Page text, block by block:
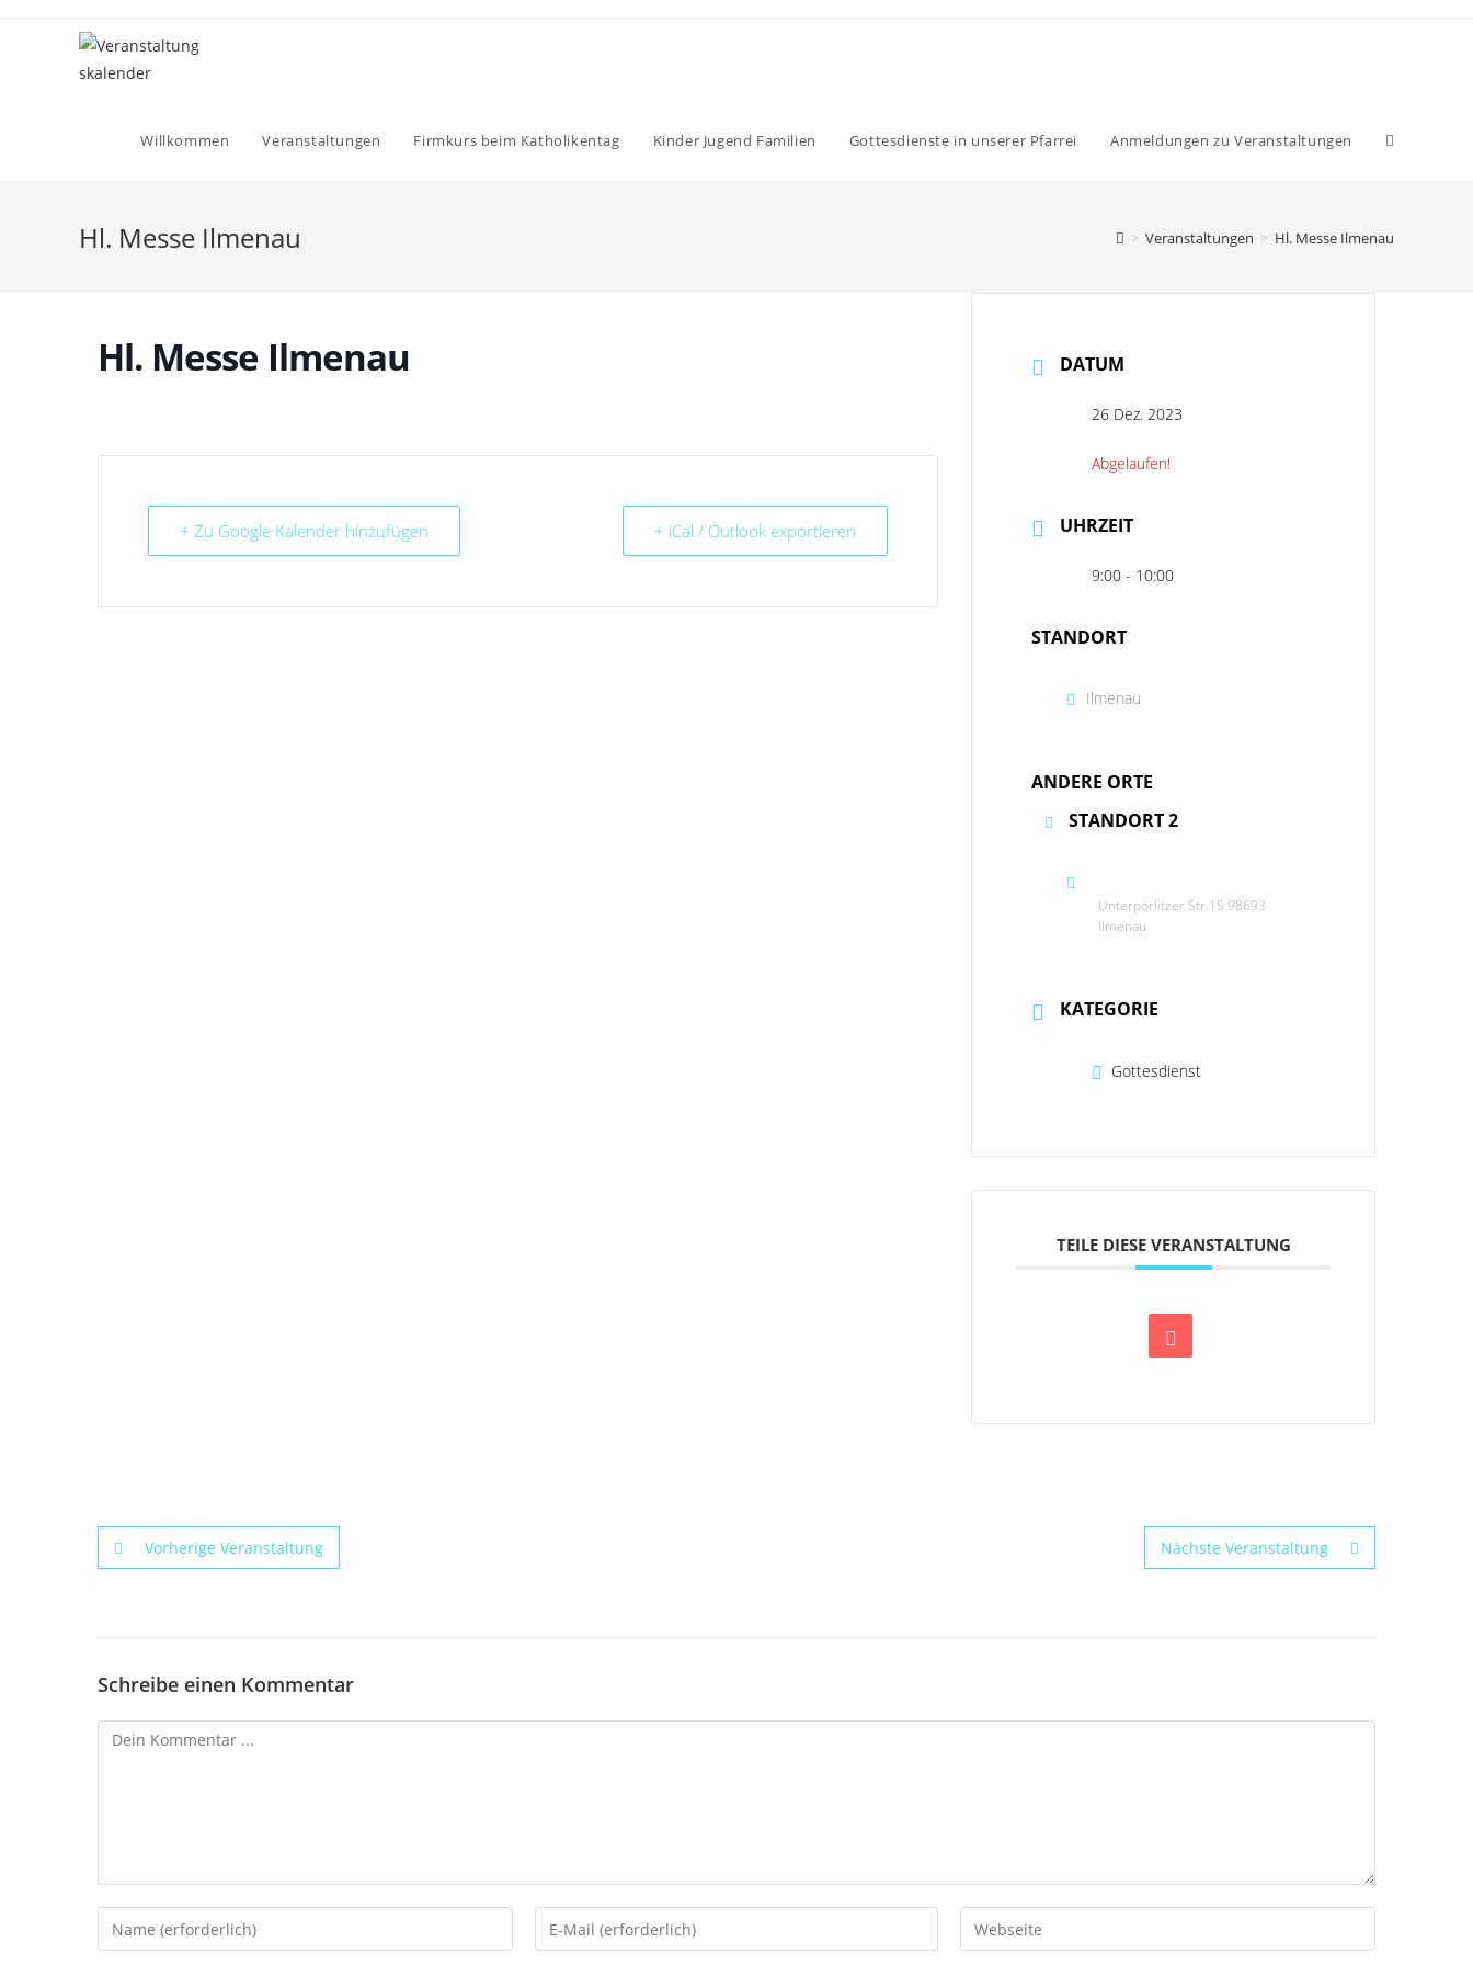
Willkommen Veranstaltungen Firmkurs beim Katholikentag Kinder Jugend Familien Gottesdienste in unserer Pfarrei Anmeldungen zu Veranstaltungen
Hl. Messe Ilmenau > Veranstaltungen > Hl. Messe Ilmenau
Hl. Messe Ilmenau
+ Zu Google Kalender hinzufügen + iCal / Outlook exportieren
DATUM
26 Dez. 2023
Abgelaufen!
UHRZEIT
9:00 - 10:00
STANDORT
Ilmenau
ANDERE ORTE
STANDORT 2
Unterpörlitzer Str.15 98693
Ilmenau
KATEGORIE
Gottesdienst
TEILE DIESE VERANSTALTUNG
Vorherige Veranstaltung Nächste Veranstaltung
Schreibe einen Kommentar